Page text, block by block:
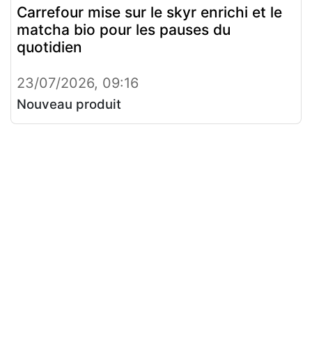
Carrefour mise sur le skyr enrichi et le
matcha bio pour les pauses du
quotidien
23/07/2026, 09:16
Nouveau produit